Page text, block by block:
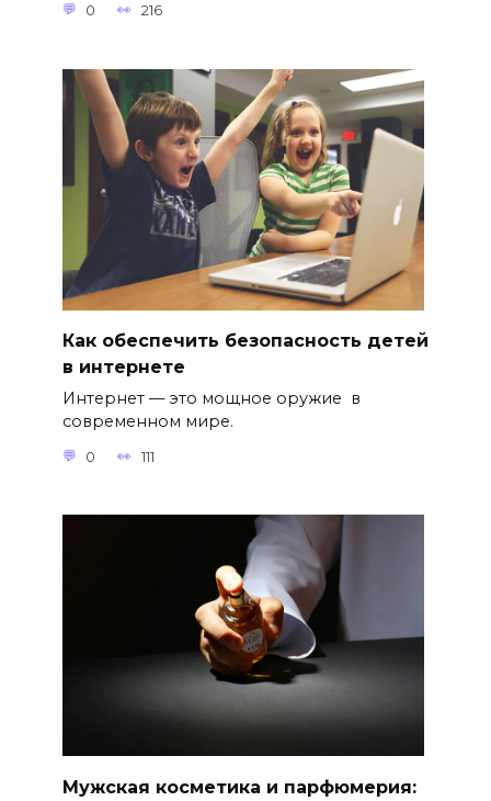
0 216
Как обеспечить безопасность детей
в интернете
Интернет — это мощное оружие в
современном мире.
0 111
Мужская косметика и парфюмерия: